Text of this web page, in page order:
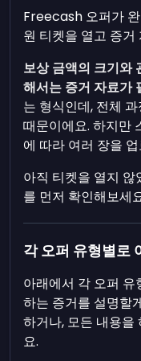
Freecash 오퍼가
원 티켓을 열고 증거
보상 금액의 크기와
해서는 증거 자료가
는 형식인데, 전체
때문이에요. 하지만
에 따라 여러 장을
아직 티켓을 열지 않
를 먼저 확인해보세
각 오퍼 유형별로
아래에서 각 오퍼
하는 증거를 설명할
하거나, 모든 내용을
요.